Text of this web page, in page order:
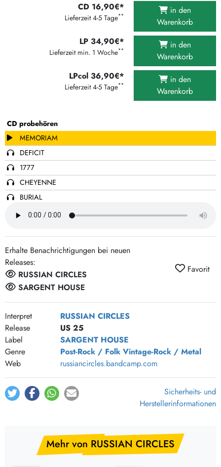
CD probehören
MEMORIAM
DEFICIT
1777
CHEYENNE
BURIAL
ETHEL
CD 16,90€*
Lieferzeit 4-5 Tage**
in den
Warenkorb
LP 34,90€*
Lieferzeit min. 1 Woche**
in den
Warenkorb
LPcol 36,90€*
Lieferzeit 4-5 Tage**
in den
Warenkorb
Erhalte Benachrichtigungen bei neuen
Releases:
RUSSIAN CIRCLES
SARGENT HOUSE
Favorit
Interpret
RUSSIAN CIRCLES
Release
US 25
Label
SARGENT HOUSE
Genre
Post-Rock / Folk Vintage-Rock / Metal
Web
russiancircles.bandcamp.com
Sicherheits- und
Herstellerinformationen
Mehr von RUSSIAN CIRCLES